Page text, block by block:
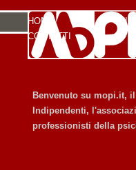
HOME CHI
CONTATTI
Benvenuto su mopi.it,
Indipendenti,
professionisti della